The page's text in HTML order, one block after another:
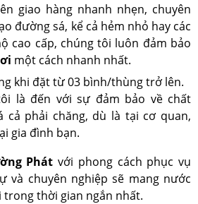
giao hàng nhanh nhẹn, chuyên
đường sá, kể cả hẻm nhỏ hay các
cao cấp, chúng tôi luôn đảm bảo
một cách nhanh nhất.
khi đặt từ 03 bình/thùng trở lên.
là đến với sự đảm bảo về chất
cả phải chăng, dù là tại cơ quan,
gia đình bạn.
Phát với phong cách phục vụ
và chuyên nghiệp sẽ mang nước
trong thời gian ngắn nhất.